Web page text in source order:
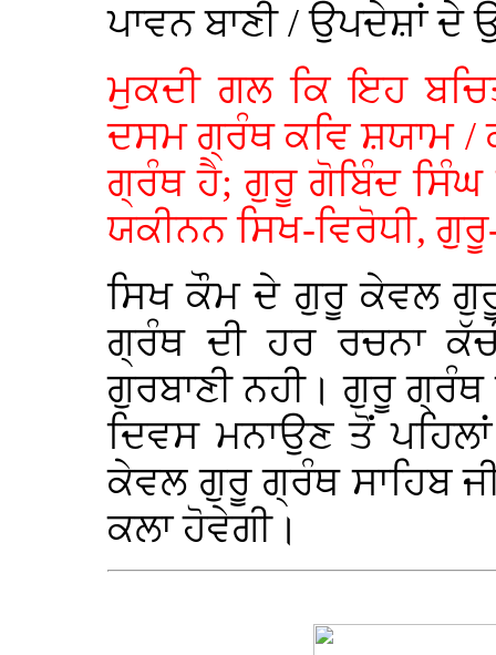
ਪਾਵਨ ਬਾਣੀ / ਉਪਦੇਸ਼ਾਂ ਦੇ
ਮੁਕਦੀ ਗਲ ਕਿ ਇਹ
ਦਸਮ ਗ੍ਰੰਥ ਕਵਿ ਸ਼ਯਾਮ /
ਗ੍ਰੰਥ ਹੈ; ਗੁਰੂ ਗੋਬਿੰਦ ਸਿੰਘ
ਯਕੀਨਨ ਸਿਖ-ਵਿਰੋਧੀ,
ਸਿਖ ਕੌਮ ਦੇ ਗੁਰੂ ਕੇਵਲ
ਗ੍ਰੰਥ ਦੀ ਹਰ ਰਚਨਾ
ਗੁਰਬਾਣੀ ਨਹੀ। ਗੁਰੂ ਗ੍ਰੰਥ
ਦਿਵਸ ਮਨਾਉਣ ਤੋਂ
ਕੇਵਲ ਗੁਰੂ ਗ੍ਰੰਥ ਸਾਹਿਬ
ਕਲਾ ਹੋਵੇਗੀ।